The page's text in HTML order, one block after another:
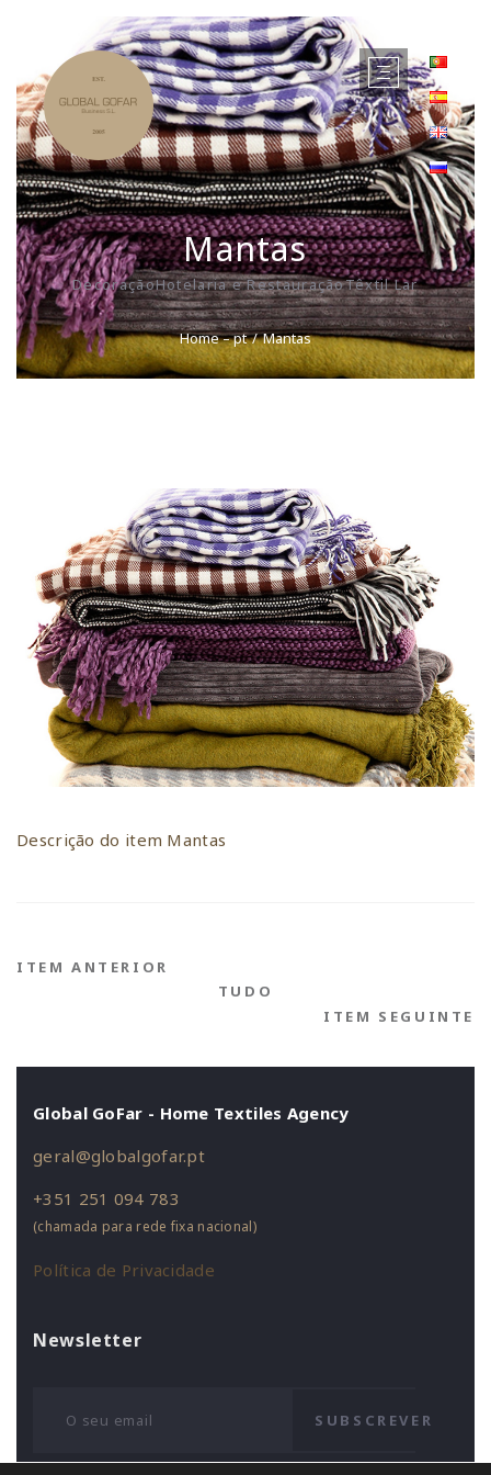
Mantas
DecoraçãoHotelaria e RestauraçãoTêxtil Lar
Home – pt Mantas
Descrição do item Mantas
ITEM ANTERIOR
TUDO
ITEM SEGUINTE
Global GoFar - Home Textiles Agency
geral@globalgofar.pt
+351 251 094 783
(chamada para rede fixa nacional)
Política de Privacidade
Newsletter
SUBSCREVER